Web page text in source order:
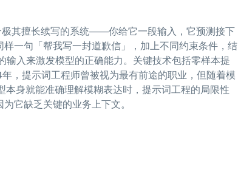
其擅长续写的系统——你给它一段输入，它预测接下
一句「帮我写一封道歉信」，加上不同约束条件，结
入来激发模型的正确能力。关键技术包括零样本提
，提示词工程师曾被视为最有前途的职业，但随着模
身就能准确理解模糊表达时，提示词工程的局限性
它缺乏关键的业务上下文。